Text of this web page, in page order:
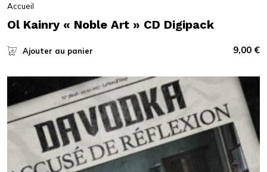
Accueil
Ol Kainry « Noble Art » CD Digipack
Ajouter au panier 9,00 €